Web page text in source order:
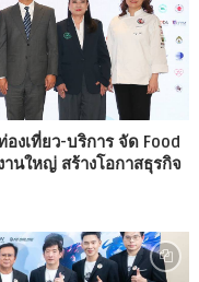
งเที่ยว-บริการ จัด Food
นใหญ่ สร้างโอกาสธุรกิจ